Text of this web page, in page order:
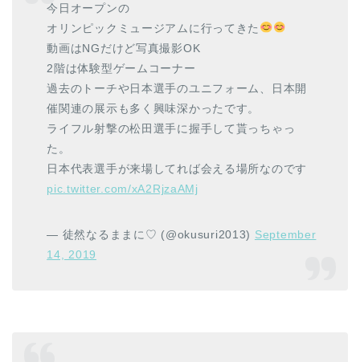
今日オープンの
オリンピックミュージアムに行ってきた
動画はNGだけど写真撮影OK
2階は体験型ゲームコーナー
過去のトーチや日本選手のユニフォーム、日本開
催関連の展示も多く興味深かったです。
ライフル射撃の松田選手に握手して貰っちゃっ
た。
日本代表選手が来場してれば会える場所なのです
pic.twitter.com/xA2RjzaAMj
— 徒然なるままに♡ (@okusuri2013) September
14, 2019